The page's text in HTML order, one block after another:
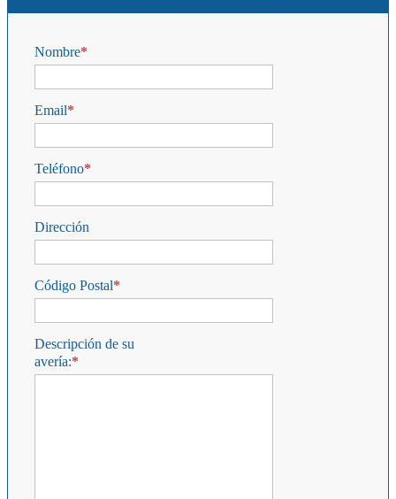
Nombre
Email
Teléfono
Dirección
Código Postal
Descripción de su
avería: